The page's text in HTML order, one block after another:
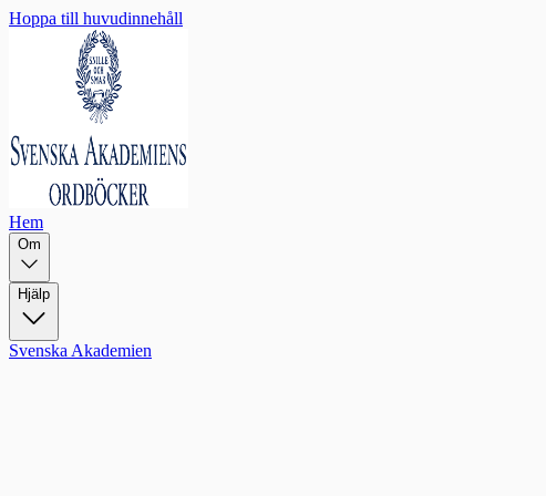
Hoppa till huvudinnehåll
Hem
Om
Hjälp
Svenska Akademien